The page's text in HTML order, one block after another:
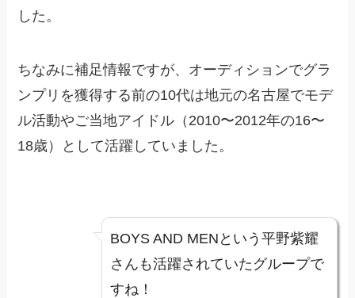
した。
ちなみに補足情報ですが、オーディションでグラ
ンプリを獲得する前の10代は地元の名古屋でモデ
ル活動やご当地アイドル（2010〜2012年の16〜
18歳）として活躍していました。
BOYS AND MENという平野紫耀
さんも活躍されていたグループで
すね！